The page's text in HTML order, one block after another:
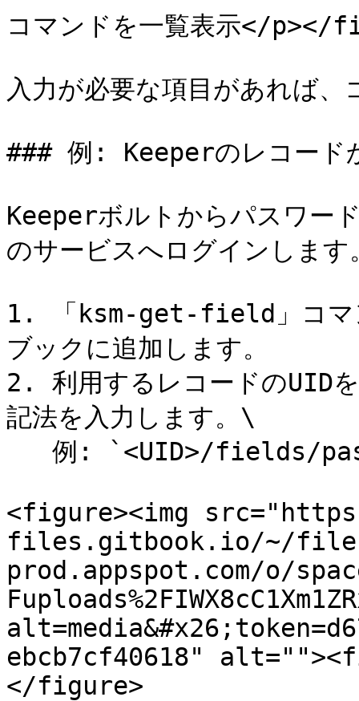
コマンドを一覧表示</
入力が必要な項目があれば
### 例: Keeperのレコード
Keeperボルトからパスワー
のサービスへログインします
1. 「ksm-get-field」コマ
ブックに追加します。
2. 利用するレコードのUID
記法を入力します。\
<figure><img
files.gitbook.io/~/
prod.appspot.com/o/
ebcb7cf40618"
</figure>